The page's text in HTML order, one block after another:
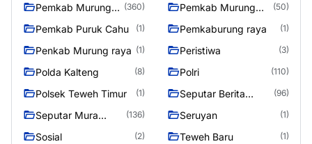
Pemkab Murung
(360)
Pemkab Murung
(50)
Pemkab Puruk Cahu (1) Pemkaburung raya (1)
Penkab Murung raya (1) Peristiwa (3)
Polda Kalteng (8) Polri (110)
Polsek Teweh Timur (1)
Seputar Berita
(96)
Seputar Mura
(136) Seruyan (1)
Sosial (2) Teweh Baru (1)